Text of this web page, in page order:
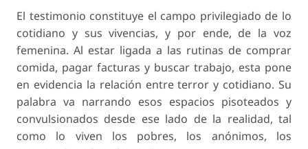
El testimonio constituye el campo privilegiado de lo
cotidiano y sus vivencias, y por ende, de la voz
femenina. Al estar ligada a las rutinas de comprar
comida, pagar facturas y buscar trabajo, esta pone
en evidencia la relación entre terror y cotidiano. Su
palabra va narrando esos espacios pisoteados y
convulsionados desde ese lado de la realidad, tal
como lo viven los pobres, los anónimos, los